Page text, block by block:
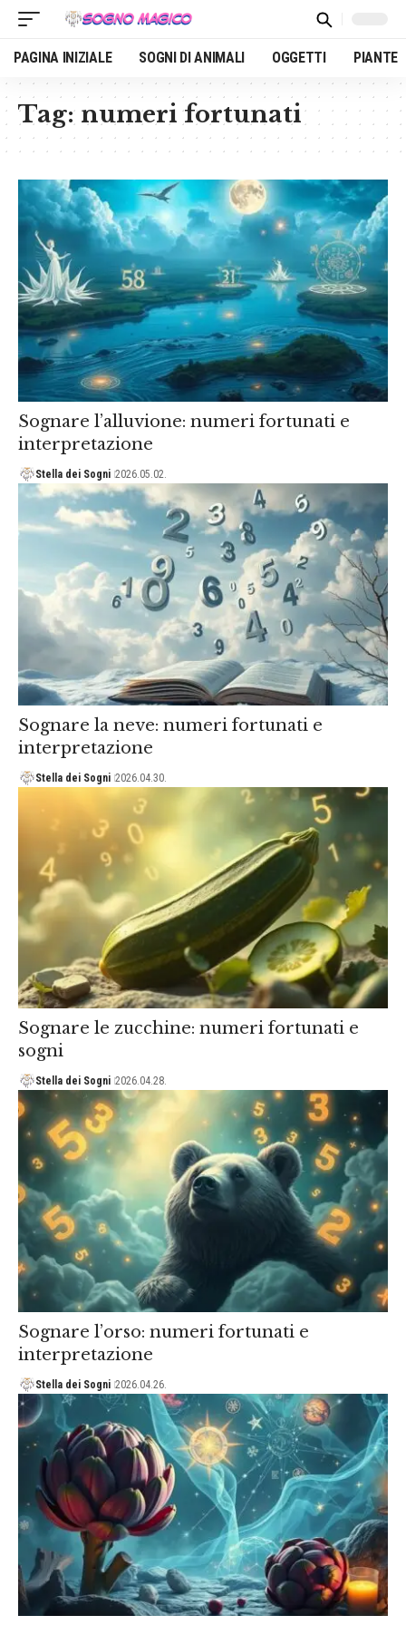
PAGINA INIZIALE SOGNI DI ANIMALI OGGETTI PIANTE
Tag: numeri fortunati
Sognare l’alluvione: numeri fortunati e
interpretazione
Stella dei Sogni 2026.05.02.
Sognare la neve: numeri fortunati e
interpretazione
Stella dei Sogni 2026.04.30.
Sognare le zucchine: numeri fortunati e
sogni
Stella dei Sogni 2026.04.28.
Sognare l’orso: numeri fortunati e
interpretazione
Stella dei Sogni 2026.04.26.